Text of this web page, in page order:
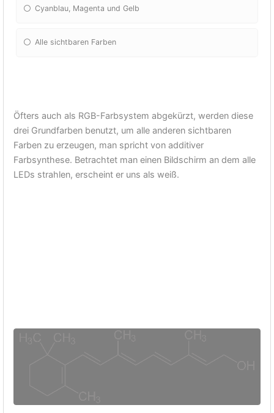
Cyanblau, Magenta und Gelb
Alle sichtbaren Farben
Öfters auch als RGB-Farbsystem abgekürzt, werden diese
drei Grundfarben benutzt, um alle anderen sichtbaren
Farben zu erzeugen, man spricht von additiver
Farbsynthese. Betrachtet man einen Bildschirm an dem alle
LEDs strahlen, erscheint er uns als weiß.